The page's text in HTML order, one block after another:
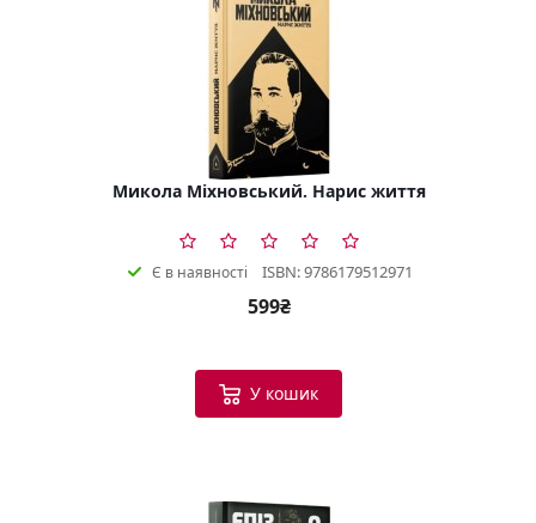
Микола Міхновський. Нарис життя
Є в наявності ISBN: 9786179512971
599₴
У кошик